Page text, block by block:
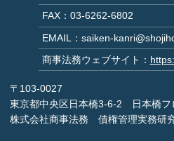
FAX：03-6262-6802
EMAIL：saiken-
商事法務ウェブサイト：
〒103-0027
東京都中央区日本橋3-6-2 日本橋フ
株式会社商事法務 債権管理実務研